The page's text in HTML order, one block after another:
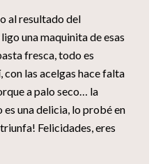
al resultado del
una maquinita de esas
fresca, todo es
con las acelgas hace falta
a palo seco… la
una delicia, lo probé en
Felicidades, eres